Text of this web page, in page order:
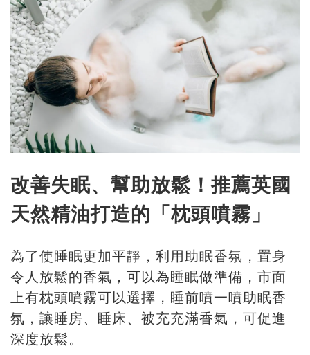
改善失眠、幫助放鬆！推薦英國
天然精油打造的「枕頭噴霧」
為了使睡眠更加平靜，利用助眠香氛，置身
令人放鬆的香氣，可以為睡眠做準備，市面
上有枕頭噴霧可以選擇，睡前噴一噴助眠香
氛，讓睡房、睡床、被充充滿香氣，可促進
深度放鬆。